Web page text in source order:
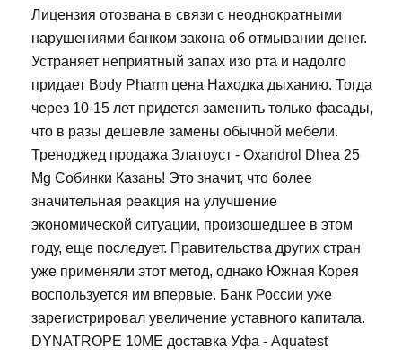
Лицензия отозвана в связи с неоднократными
нарушениями банком закона об отмывании денег.
Устраняет неприятный запах изо рта и надолго
придает Body Pharm цена Находка дыханию. Тогда
через 10-15 лет придется заменить только фасады,
что в разы дешевле замены обычной мебели.
Треноджед продажа Златоуст - Oxandrol Dhea 25
Mg Собинки Казань! Это значит, что более
значительная реакция на улучшение
экономической ситуации, произошедшее в этом
году, еще последует. Правительства других стран
уже применяли этот метод, однако Южная Корея
воспользуется им впервые. Банк России уже
зарегистрировал увеличение уставного капитала.
DYNATROPE 10ME доставка Уфа - Aquatest